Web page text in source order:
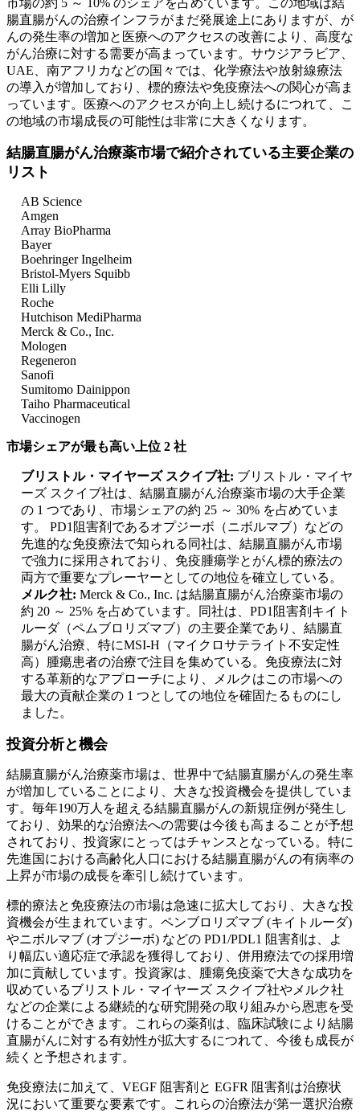
市場の約 5 ～ 10% のシェアを占めています。この地域は結
腸直腸がんの治療インフラがまだ発展途上にありますが、が
んの発生率の増加と医療へのアクセスの改善により、高度な
がん治療に対する需要が高まっています。サウジアラビア、
UAE、南アフリカなどの国々では、化学療法や放射線療法
の導入が増加しており、標的療法や免疫療​​法への関心が高ま
っています。医療へのアクセスが向上し続けるにつれて、こ
の地域の市場成長の可能性は非常に大きくなります。
結腸直腸がん治療薬市場で紹介されている主要企業の
リスト
AB Science
Amgen
Array BioPharma
Bayer
Boehringer Ingelheim
Bristol-Myers Squibb
Elli Lilly
Roche
Hutchison MediPharma
Merck & Co., Inc.
Mologen
Regeneron
Sanofi
Sumitomo Dainippon
Taiho Pharmaceutical
Vaccinogen
市場シェアが最も高い上位 2 社
ブリストル・マイヤーズ スクイブ社: ブリストル・マイヤ
ーズ スクイブ社は、結腸直腸がん治療薬市場の大手企業
の 1 つであり、市場シェアの約 25 ～ 30% を占めていま
す。 PD1阻害剤であるオプジーボ（ニボルマブ）などの
先進的な免疫療法で知られる同社は、結腸直腸がん市場
で強力に採用されており、免疫腫瘍学とがん標的療法の
両方で重要なプレーヤーとしての地位を確立している。
メルク社: Merck & Co., Inc. は結腸直腸がん治療薬市場の
約 20 ～ 25% を占めています。同社は、PD1阻害剤キイト
ルーダ（ペムブロリズマブ）の主要企業であり、結腸直
腸がん治療、特にMSI-H（マイクロサテライト不安定性
高）腫瘍患者の治療で注目を集めている。免疫療法に対
する革新的なアプローチにより、メルクはこの市場への
最大の貢献企業の 1 つとしての地位を確固たるものにし
ました。
投資分析と機会
結腸直腸がん治療薬市場は、世界中で結腸直腸がんの発生率
が増加していることにより、大きな投資機会を提供していま
す。毎年190万人を超える結腸直腸がんの新規症例が発生し
ており、効果的な治療法への需要は今後も高まることが予想
されており、投資家にとってはチャンスとなっている。特に
先進国における高齢化人口における結腸直腸がんの有病率の
上昇が市場の成長を牽引し続けています。
標的療法と免疫療法の市場は急速に拡大しており、大きな投
資機会が生まれています。ペンブロリズマブ (キイトルーダ)
やニボルマブ (オプジーボ) などの PD1/PDL1 阻害剤は、よ
り幅広い適応症で承認を獲得しており、併用療法での採用増
加に貢献しています。投資家は、腫瘍免疫薬で大きな成功を
収めているブリストル・マイヤーズ スクイブ社やメルク社
などの企業による継続的な研究開発の取り組みから恩恵を受
けることができます。これらの薬剤は、臨床試験により結腸
直腸がんに対する有効性が拡大するにつれて、今後も成長が
続くと予想されます。
免疫療法に加えて、VEGF 阻害剤と EGFR 阻害剤は治療状
況において重要な要素です。これらの治療法が第一選択治療